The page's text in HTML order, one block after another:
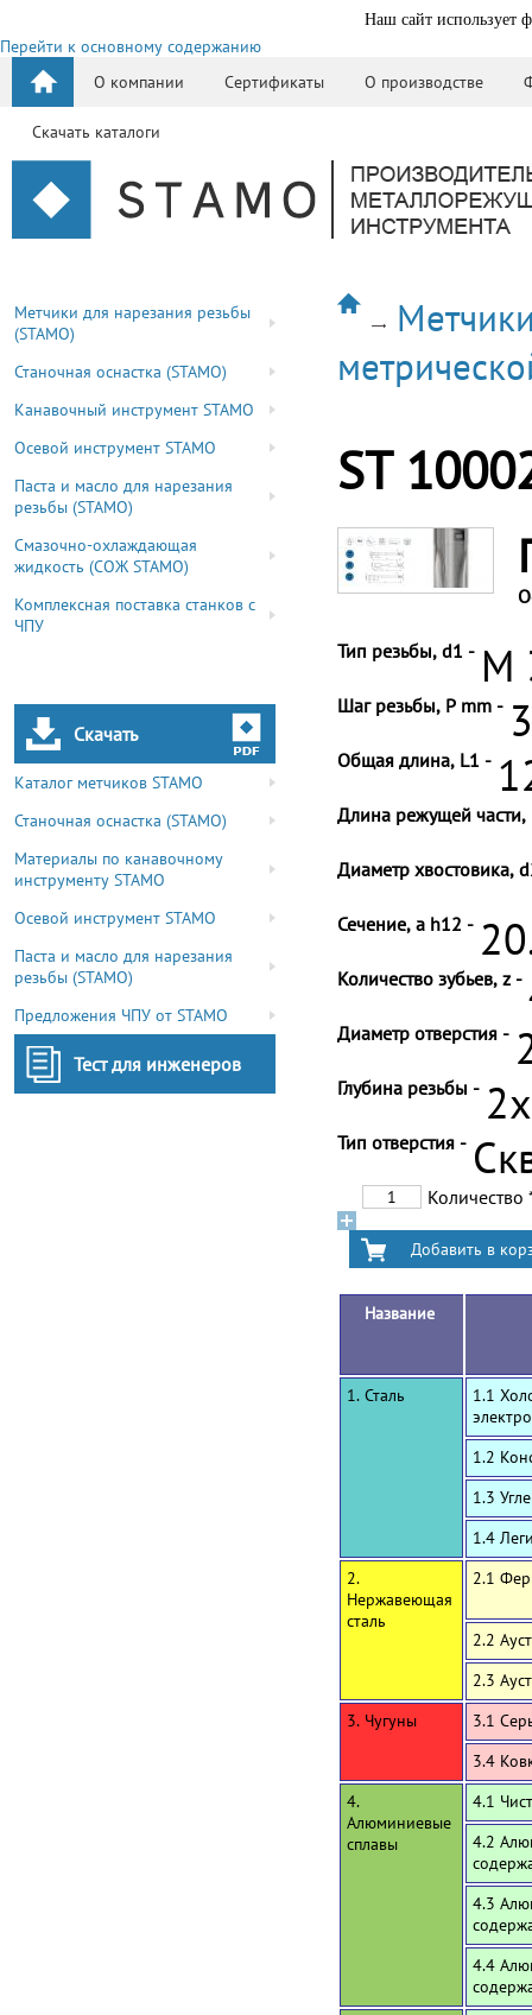
Наш сайт использует
Перейти к основному содержанию
О компании
Сертификаты О производстве
Скачать каталоги
Метчики для нарезания резьбы
(STAMO)
Станочная оснастка (STAMO)
Канавочный инструмент STAMO
Осевой инструмент STAMO
Паста и масло для нарезания
резьбы (STAMO)
Смазочно-охлаждающая
жидкость (СОЖ STAMO)
Комплексная поставка станков с
ЧПУ
Скачать
Каталог метчиков STAMO
Станочная оснастка (STAMO)
Материалы по канавочному
инструменту STAMO
Осевой инструмент STAMO
Паста и масло для нарезания
резьбы (STAMO)
Предложения ЧПУ от STAMO
Тест для инженеров
ST
Тип резьбы, d1 - M
Шаг резьбы, P mm -
Общая длина, L1 -
Длина режущей части,
Диаметр хвостовика,
Сечение, a h12 -
Количество зубьев, z -
Диаметр отверстия -
Глубина резьбы -
Тип отверстия -
Количество
Название
1. Сталь
1.1
1.2
1.3
1.4
2.
Нержавеющая
сталь
2.1
2.2
2.3
3. Чугуны
3.1
3.4
4.
Алюминиевые
сплавы
4.1
4.2
4.3
4.4